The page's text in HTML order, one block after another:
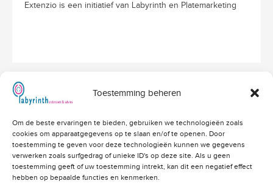
Toestemming beheren
Om de beste ervaringen te bieden, gebruiken we technologieën zoals
cookies om apparaatgegevens op te slaan en/of te openen. Door
toestemming te geven voor deze technologieën kunnen we gegevens
verwerken zoals surfgedrag of unieke ID's op deze site. Als u geen
toestemming geeft of uw toestemming intrekt, kan dit een negatief effect
hebben op bepaalde functies en kenmerken.
Extenzio is een initiatief van Labyrinth en Platemarketing
Hoofdvestiging Labyrinth
Amerikalaan 203
3526 VD Utrechtinfo@labyrinthonderzoek.nl
bekijk op Google Maps
Telefoonnummers